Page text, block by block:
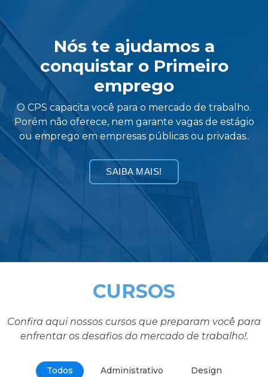
Nós te ajudamos a
conquistar o Primeiro
emprego
O CPS capacita você para o mercado de trabalho.
Porém não oferece, nem garante vagas de estágio
ou emprego em empresas públicas ou privadas..
SAIBA MAIS!
CURSOS
Confira aqui nossos cursos que preparam você para
enfrentar os desafios do mercado de trabalho!.
Todos Administrativo Design